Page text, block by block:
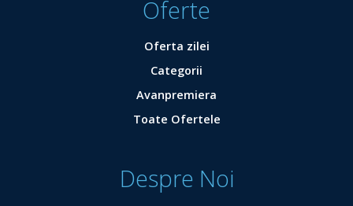
Oferte
Oferta zilei
Categorii
Avanpremiera
Toate Ofertele
Despre Noi